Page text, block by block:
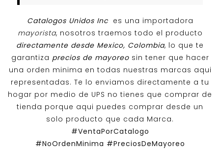
Catalogos Unidos Inc es una importadora
mayorista, nosotros traemos todo el producto
directamente desde Mexico, Colombia, lo que te
garantiza precios de mayoreosin tener que hacer
una orden minima en todas nuestras marcas aqui
representadas. Te lo enviamos directamente a tu
hogar por medio de UPS no tienes que comprar de
tienda porque aqui puedes comprar desde un
solo producto que cada Marca.
#VentaPorCatalogo
#NoOrdenMinima #PreciosDeMayoreo